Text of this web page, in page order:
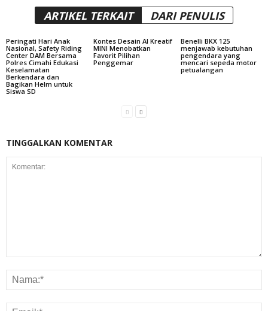
ARTIKEL TERKAIT DARI PENULIS
Peringati Hari Anak
Nasional, Safety Riding
Center DAM Bersama
Polres Cimahi Edukasi
Keselamatan
Berkendara dan
Bagikan Helm untuk
Siswa SD
Kontes Desain AI Kreatif
MINI Menobatkan
Favorit Pilihan
Penggemar
Benelli BKX 125
menjawab kebutuhan
pengendara yang
mencari sepeda motor
petualangan
TINGGALKAN KOMENTAR